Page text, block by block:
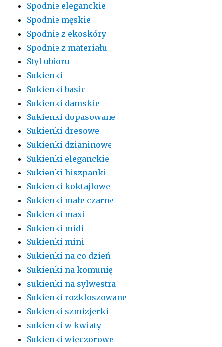
Spodnie eleganckie
Spodnie męskie
Spodnie z ekoskóry
Spodnie z materiału
Styl ubioru
Sukienki
Sukienki basic
Sukienki damskie
Sukienki dopasowane
Sukienki dresowe
Sukienki dzianinowe
Sukienki eleganckie
Sukienki hiszpanki
Sukienki koktajlowe
Sukienki małe czarne
Sukienki maxi
Sukienki midi
Sukienki mini
Sukienki na co dzień
Sukienki na komunię
sukienki na sylwestra
Sukienki rozkloszowane
Sukienki szmizjerki
sukienki w kwiaty
Sukienki wieczorowe